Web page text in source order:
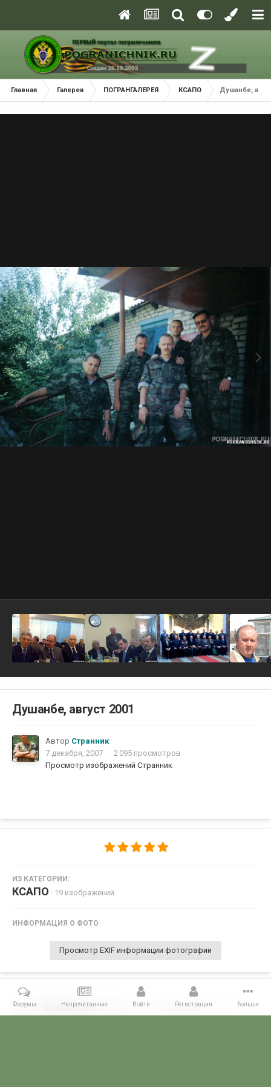
Главная Галерея ПОГРАНГАЛЕРЕЯ КСАПО Душанбе,
Душанбе, август 2001
Автор Странник
7 декабря, 2007
2 095 просмотров
Просмотр изображений Странник
ИЗ КАТЕГОРИИ:
КСАПО · 19 изображений
ИНФОРМАЦИЯ О ФОТО
Просмотр EXIF информации фотографии
Поделиться Подписчики 0
Форумы Непрочитанные Войти Регистрация Больше